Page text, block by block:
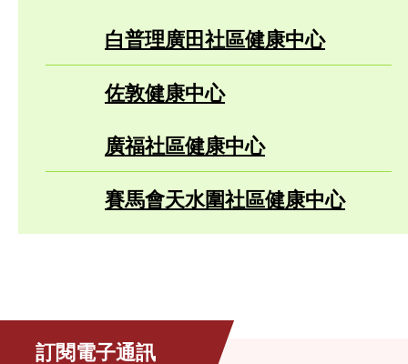
白普理廣田社區健康中心
佐敦健康中心
廣福社區健康中心
賽馬會天水圍社區健康中心
訂閱電子通訊